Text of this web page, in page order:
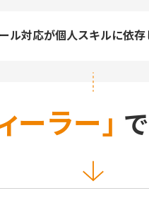
ル対応が個人スキルに依存
ーラー」 で